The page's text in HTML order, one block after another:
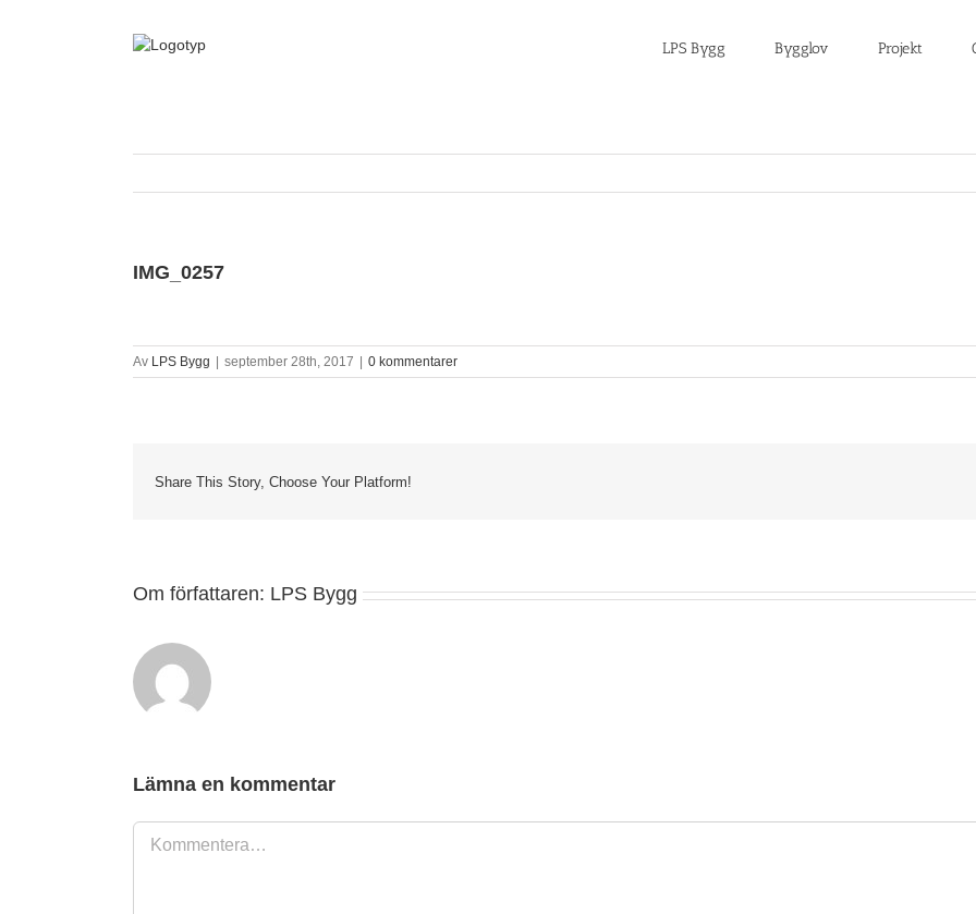
LPS Bygg Bygglov Projekt
IMG_0257
Av LPS Bygg september 28th, 2017 0 kommentarer
Share This Story, Choose Your Platform!
Om författaren: LPS Bygg
Lämna en kommentar
Kommentar